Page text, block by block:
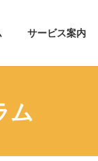
サービス案内
ム